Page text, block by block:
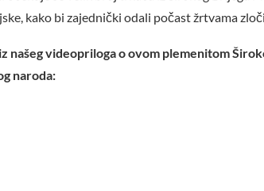
kako bi zajednički odali počast žrtvama
našeg videopriloga o ovom plemenitom
naroda: